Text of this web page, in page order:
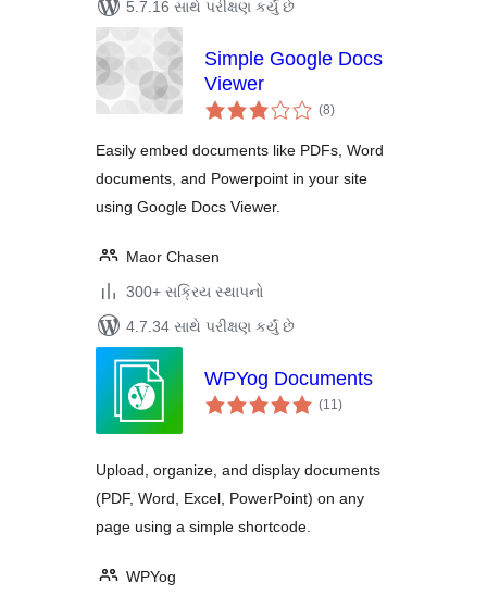
5.7.16 સાથે પરીક્ષણ કર્યું છે
Simple Google Docs
Viewer
(8કુલ
રેટિંગ્સ
)
Easily embed documents like PDFs, Word
documents, and Powerpoint in your site
using Google Docs Viewer.
Maor Chasen
300+ સક્રિય સ્થાપનો
4.7.34 સાથે પરીક્ષણ કર્યું છે
WPYog Documents
(11કુલ
રેટિંગ્સ
)
Upload, organize, and display documents
(PDF, Word, Excel, PowerPoint) on any
page using a simple shortcode.
WPYog